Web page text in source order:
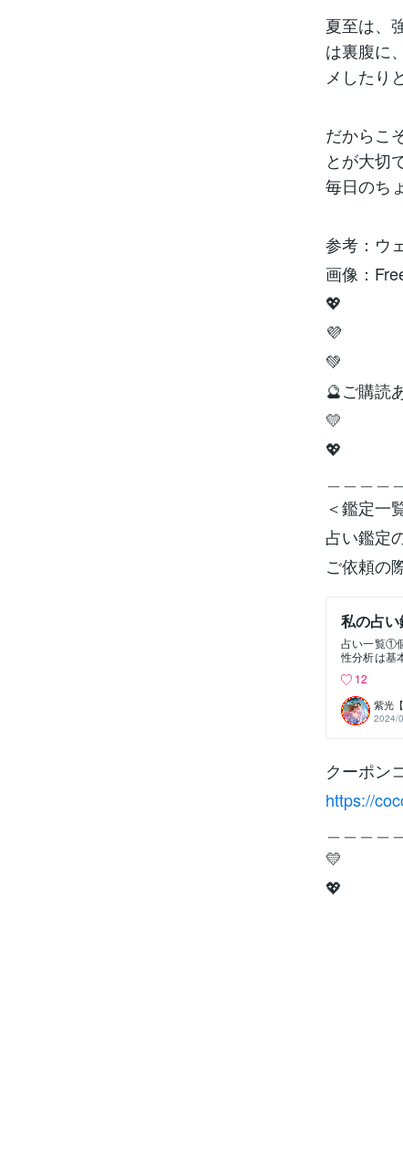
夏至は、
は裏腹に
メしたり
だからこ
とが大切
毎日のち
参考：ウ
画像：
💖
💜
💚
🔮ご購読
💛
💖
＿＿＿＿
＜鑑定一
占い鑑定
ご依頼の
私の占
占い一覧①
性分析は基
0・性格や
などです
運氣は12周
年間空亡が
＝八方塞が
吉気や生
や繁栄に
一開いてる
る時期の事
亡から始
意ください
12
紫光
2024/
クーポン
https://
＿＿＿＿
💛
💖